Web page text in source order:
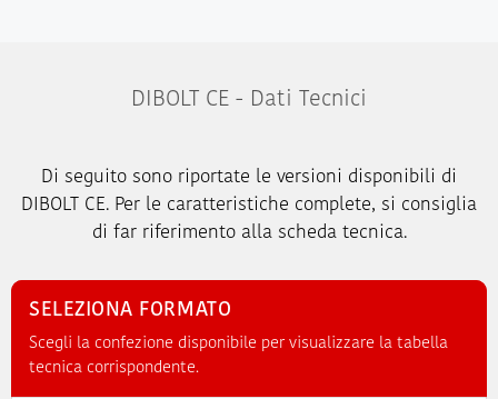
DIBOLT CE - Dati Tecnici
Di seguito sono riportate le versioni disponibili di
DIBOLT CE. Per le caratteristiche complete, si consiglia
di far riferimento alla scheda tecnica.
SELEZIONA FORMATO
Scegli la confezione disponibile per visualizzare la tabella
tecnica corrispondente.